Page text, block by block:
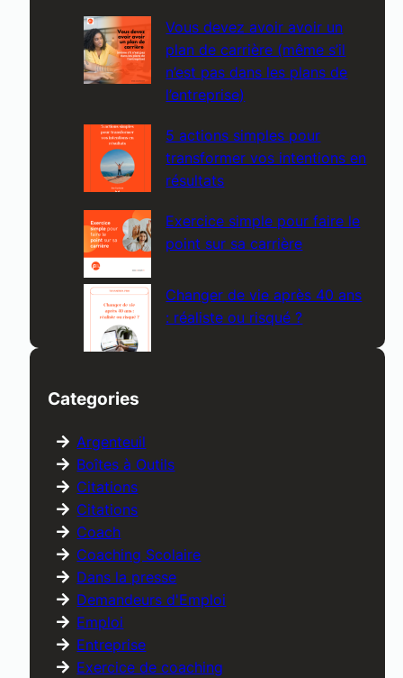
Vous devez avoir avoir un
plan de carrière (même s’il
n’est pas dans les plans de
l’entreprise)
5 actions simples pour
transformer vos intentions en
résultats
Exercice simple pour faire le
point sur sa carrière
Changer de vie après 40 ans
: réaliste ou risqué ?
Categories
Argenteuil
Boîtes à Outils
Citations
Citations
Coach
Coaching Scolaire
Dans la presse
Demandeurs d'Emploi
Emploi
Entreprise
Exercice de coaching